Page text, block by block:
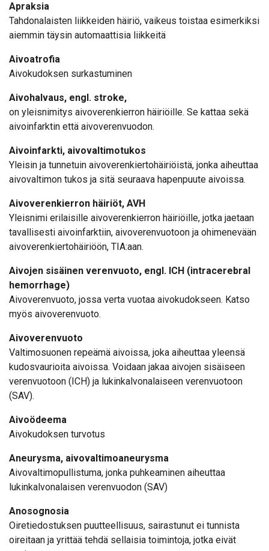
Apraksia
Tahdonalaisten liikkeiden häiriö, vaikeus toistaa esimerkiksi
aiemmin täysin automaattisia liikkeitä
Aivoatrofia
Aivokudoksen surkastuminen
Aivohalvaus, engl. stroke,
on yleisnimitys aivoverenkierron häiriöille. Se kattaa sekä
aivoinfarktin että aivoverenvuodon.
Aivoinfarkti, aivovaltimotukos
Yleisin ja tunnetuin aivoverenkiertohäiriöistä, jonka aiheuttaa
aivovaltimon tukos ja sitä seuraava hapenpuute aivoissa.
Aivoverenkierron häiriöt, AVH
Yleisnimi erilaisille aivoverenkierron häiriöille, jotka jaetaan
tavallisesti aivoinfarktiin, aivoverenvuotoon ja ohimenevään
aivoverenkiertohäiriöön, TIA:aan.
Aivojen sisäinen verenvuoto, engl. ICH (intracerebral
hemorrhage)
Aivoverenvuoto, jossa verta vuotaa aivokudokseen. Katso
myös aivoverenvuoto.
Aivoverenvuoto
Valtimosuonen repeämä aivoissa, joka aiheuttaa yleensä
kudosvaurioita aivoissa. Voidaan jakaa aivojen sisäiseen
verenvuotoon (ICH) ja lukinkalvonalaiseen verenvuotoon
(SAV).
Aivoödeema
Aivokudoksen turvotus
Aneurysma, aivovaltimoaneurysma
Aivovaltimopullistuma, jonka puhkeaminen aiheuttaa
lukinkalvonalaisen verenvuodon (SAV)
Anosognosia
Oiretiedostuksen puutteellisuus, sairastunut ei tunnista
oireitaan ja yrittää tehdä sellaisia toimintoja, jotka eivät